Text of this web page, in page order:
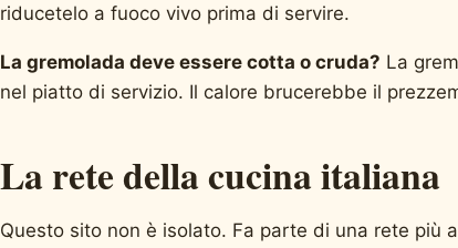
riducetelo a fuoco vivo prima di servire.
La gremolada deve essere cotta o cruda? La
nel piatto di servizio. Il calore brucerebbe il
La rete della cucina italiana
Questo sito non è isolato. Fa parte di una rete più